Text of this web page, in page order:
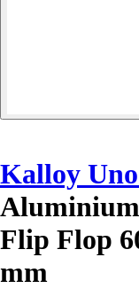
Kalloy Uno
Flip Flop
mm